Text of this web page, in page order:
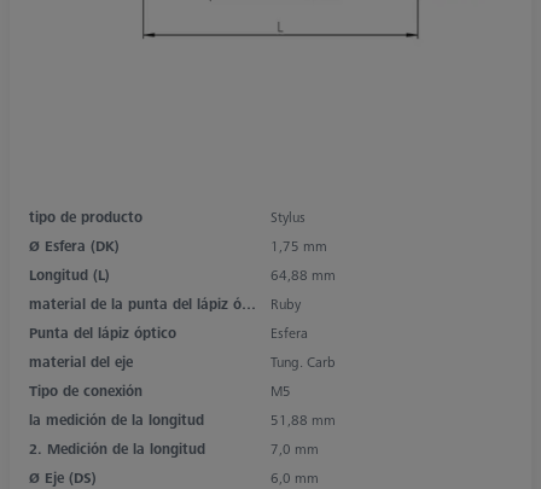
tipo de producto
Stylus
Ø Esfera (DK)
1,75 mm
Longitud (L)
64,88 mm
material de la punta del lápiz óptico
Ruby
Punta del lápiz óptico
Esfera
material del eje
Tung. Carb
Tipo de conexión
M5
la medición de la longitud
51,88 mm
2. Medición de la longitud
7,0 mm
Ø Eje (DS)
6,0 mm